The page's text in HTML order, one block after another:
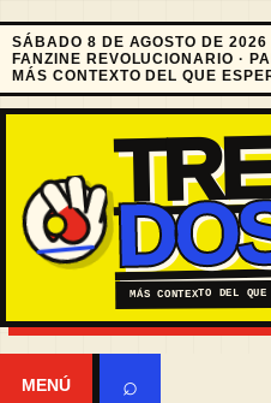
SÁBADO 8 DE AGOSTO DE 2026
FANZINE REVOLUCIONARIO ·
MÁS CONTEXTO DEL QUE
MÁS CONTEXTO DEL QUE
MENÚ ⌕